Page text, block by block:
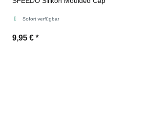
Sofort verfügbar
9,95 € *